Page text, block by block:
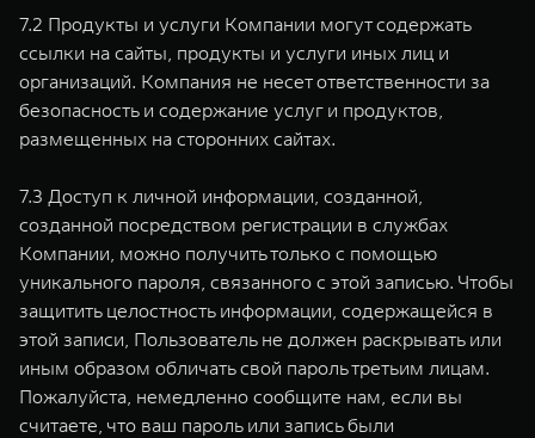
7.2 Продукты и услуги Компании могут содержать
ссылки на сайты, продукты и услуги иных лиц и
организаций. Компания не несет ответственности за
безопасность и содержание услуг и продуктов,
размещенных на сторонних сайтах.
7.3 Доступ к личной информации, созданной,
созданной посредством регистрации в службах
Компании, можно получить только с помощью
уникального пароля, связанного с этой записью. Чтобы
защитить целостность информации, содержащейся в
этой записи, Пользователь не должен раскрывать или
иным образом обличать свой пароль третьим лицам.
Пожалуйста, немедленно сообщите нам, если вы
считаете, что ваш пароль или запись были